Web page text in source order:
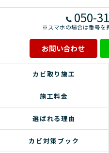
050-
※スマホの場合は番号を
お問い合わせ
カビ取り施工
施工料金
選ばれる理由
カビ対策ブック